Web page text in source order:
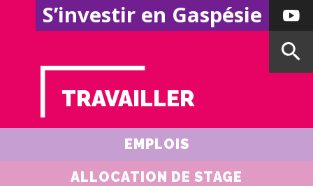
S’investir en Gaspésie
TRAVAILLER
EMPLOIS
ALLOCATION DE STAGE